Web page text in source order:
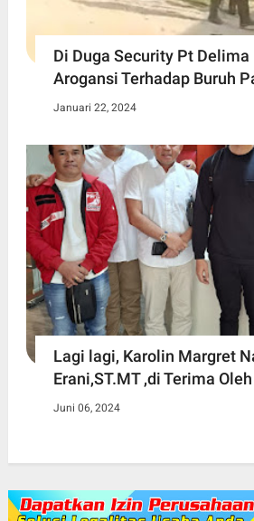
Di Duga Security Pt
Arogansi Terhadap Buruh
Januari 22, 2024
Lagi lagi, Karolin Margret
Erani,ST.MT ,di Terima
Juni 06, 2024